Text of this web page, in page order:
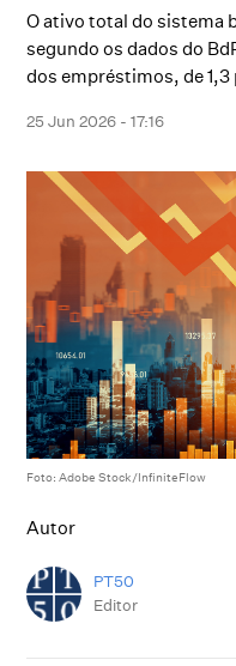
O ativo total do sistema
segundo os dados do
dos empréstimos, de
25 Jun 2026 - 17:16
Foto: Adobe Stock/InfiniteFlow
Autor
PT50
Editor